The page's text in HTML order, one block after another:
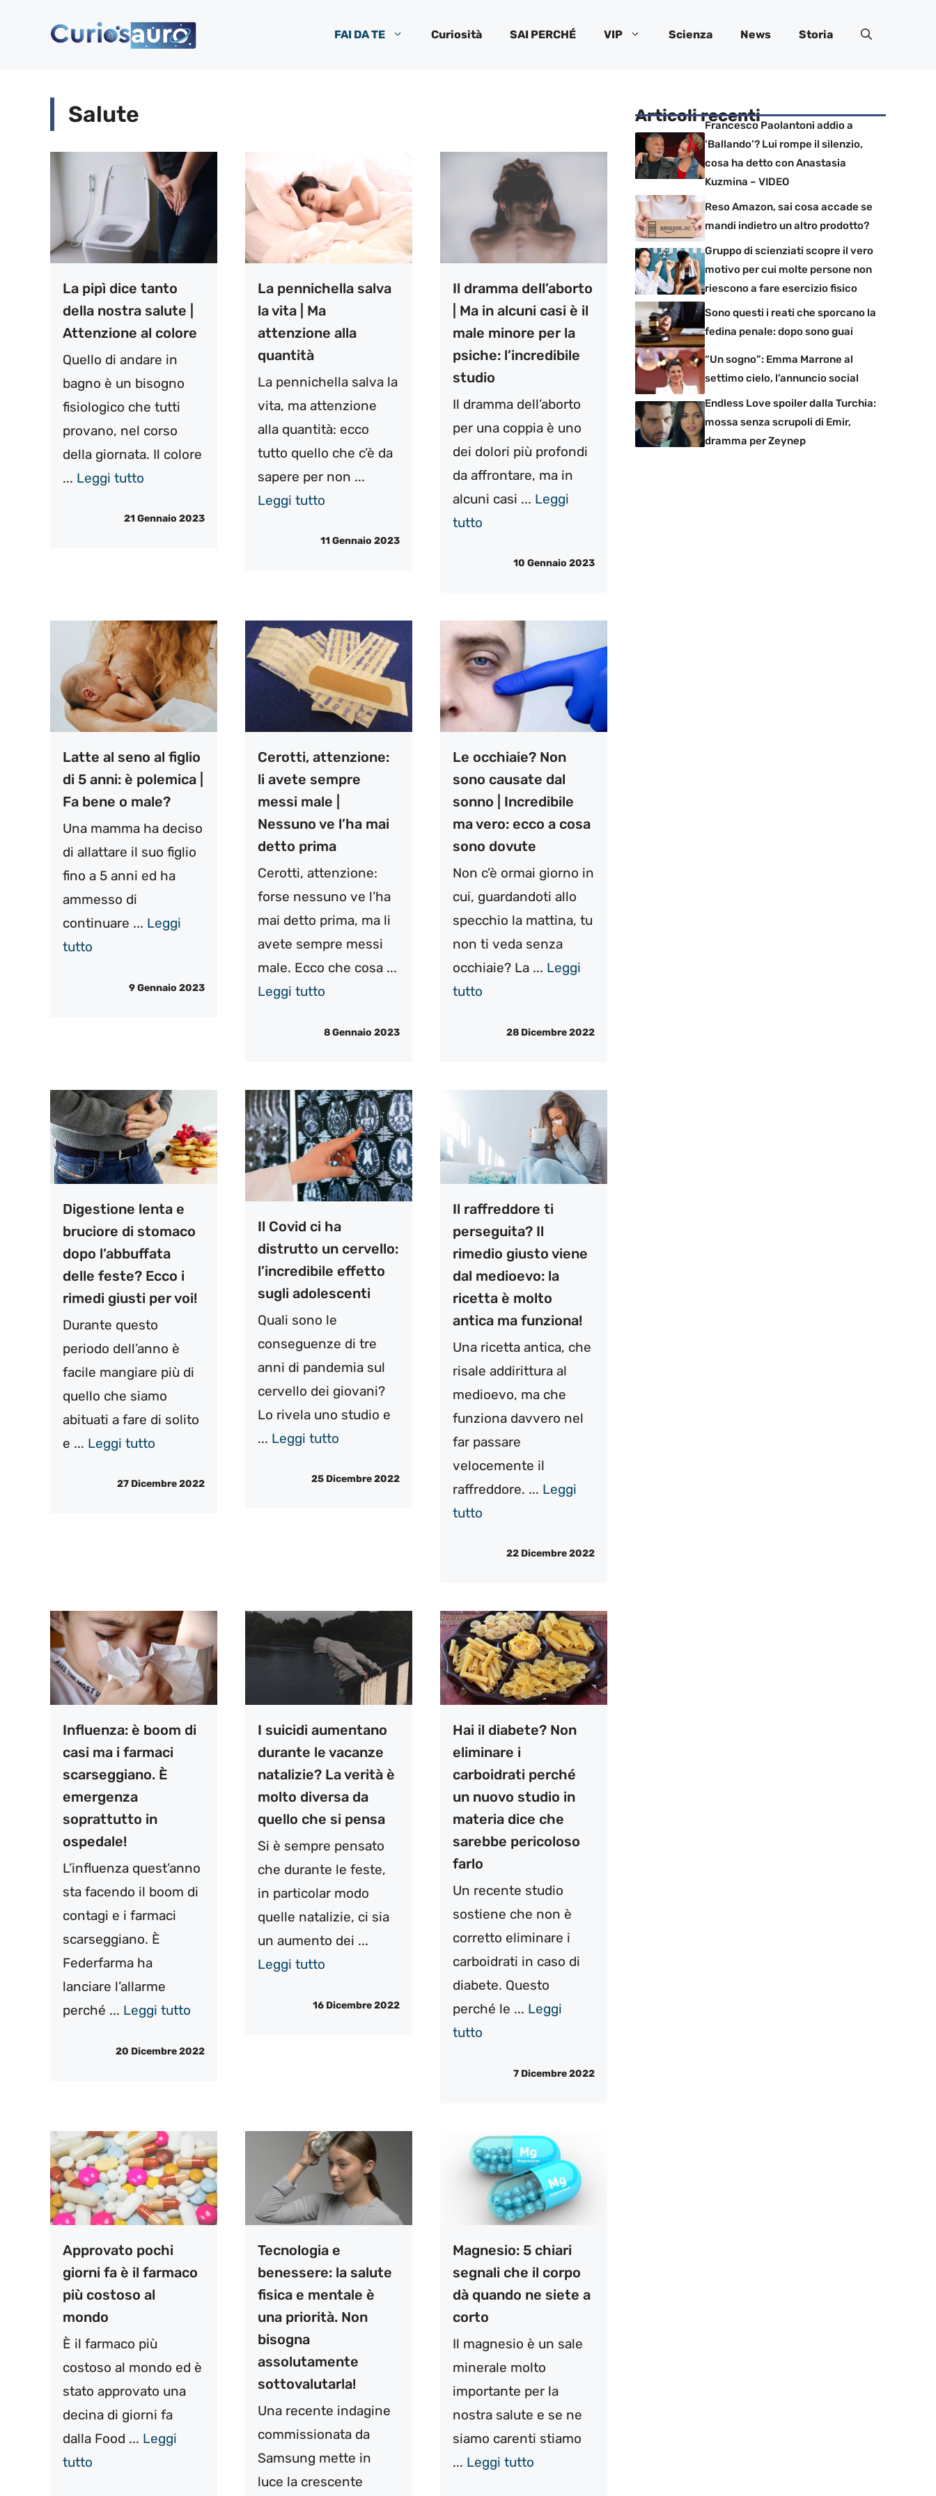
FAI DA TE Curiosità SAI PERCHÉ VIP Scienza News Storia
Salute
La pipì dice tanto
della nostra salute |
Attenzione al colore
Quello di andare in
bagno è un bisogno
fisiologico che tutti
provano, nel corso
della giornata. Il colore
... Leggi tutto
21 Gennaio 2023
La pennichella salva
la vita | Ma
attenzione alla
quantità
La pennichella salva la
vita, ma attenzione
alla quantità: ecco
tutto quello che c’è da
sapere per non ...
Leggi tutto
11 Gennaio 2023
Il dramma dell’aborto
| Ma in alcuni casi è il
male minore per la
psiche: l’incredibile
studio
Il dramma dell’aborto
per una coppia è uno
dei dolori più profondi
da affrontare, ma in
alcuni casi ... Leggi
tutto
10 Gennaio 2023
Latte al seno al figlio
di 5 anni: è polemica |
Fa bene o male?
Una mamma ha deciso
di allattare il suo figlio
fino a 5 anni ed ha
ammesso di
continuare ... Leggi
tutto
9 Gennaio 2023
Cerotti, attenzione:
li avete sempre
messi male |
Nessuno ve l’ha mai
detto prima
Cerotti, attenzione:
forse nessuno ve l’ha
mai detto prima, ma li
avete sempre messi
male. Ecco che cosa ...
Leggi tutto
8 Gennaio 2023
Le occhiaie? Non
sono causate dal
sonno | Incredibile
ma vero: ecco a cosa
sono dovute
Non c’è ormai giorno in
cui, guardandoti allo
specchio la mattina, tu
non ti veda senza
occhiaie? La ... Leggi
tutto
28 Dicembre 2022
Digestione lenta e
bruciore di stomaco
dopo l’abbuffata
delle feste? Ecco i
rimedi giusti per voi!
Durante questo
periodo dell’anno è
facile mangiare più di
quello che siamo
abituati a fare di solito
e ... Leggi tutto
27 Dicembre 2022
Il Covid ci ha
distrutto un cervello:
l’incredibile effetto
sugli adolescenti
Quali sono le
conseguenze di tre
anni di pandemia sul
cervello dei giovani?
Lo rivela uno studio e
... Leggi tutto
25 Dicembre 2022
Il raffreddore ti
perseguita? Il
rimedio giusto viene
dal medioevo: la
ricetta è molto
antica ma funziona!
Una ricetta antica, che
risale addirittura al
medioevo, ma che
funziona davvero nel
far passare
velocemente il
raffreddore. ... Leggi
tutto
22 Dicembre 2022
Influenza: è boom di
casi ma i farmaci
scarseggiano. È
emergenza
soprattutto in
ospedale!
L’influenza quest’anno
sta facendo il boom di
contagi e i farmaci
scarseggiano. È
Federfarma ha
lanciare l’allarme
perché ... Leggi tutto
20 Dicembre 2022
I suicidi aumentano
durante le vacanze
natalizie? La verità è
molto diversa da
quello che si pensa
Si è sempre pensato
che durante le feste,
in particolar modo
quelle natalizie, ci sia
un aumento dei ...
Leggi tutto
16 Dicembre 2022
Hai il diabete? Non
eliminare i
carboidrati perché
un nuovo studio in
materia dice che
sarebbe pericoloso
farlo
Un recente studio
sostiene che non è
corretto eliminare i
carboidrati in caso di
diabete. Questo
perché le ... Leggi
tutto
7 Dicembre 2022
Approvato pochi
giorni fa è il farmaco
più costoso al
mondo
È il farmaco più
costoso al mondo ed è
stato approvato una
decina di giorni fa
dalla Food ... Leggi
tutto
Tecnologia e
benessere: la salute
fisica e mentale è
una priorità. Non
bisogna
assolutamente
sottovalutarla!
Una recente indagine
commissionata da
Samsung mette in
luce la crescente
Magnesio: 5 chiari
segnali che il corpo
dà quando ne siete a
corto
Il magnesio è un sale
minerale molto
importante per la
nostra salute e se ne
siamo carenti stiamo
... Leggi tutto
Articoli recentiFrancesco Paolantoni addio a
‘Ballando’? Lui rompe il silenzio,
cosa ha detto con Anastasia
Kuzmina – VIDEO
Reso Amazon, sai cosa accade se
mandi indietro un altro prodotto?
Gruppo di scienziati scopre il vero
motivo per cui molte persone non
riescono a fare esercizio fisico
Sono questi i reati che sporcano la
fedina penale: dopo sono guai
“Un sogno”: Emma Marrone al
settimo cielo, l’annuncio social
Endless Love spoiler dalla Turchia:
mossa senza scrupoli di Emir,
dramma per Zeynep